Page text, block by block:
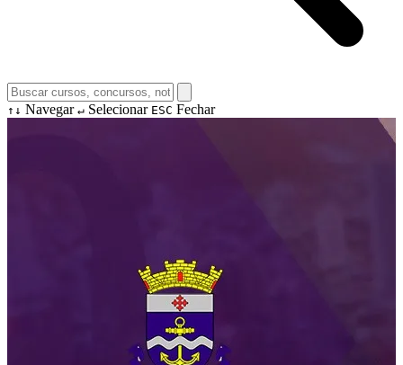
↑↓ Navegar ↵ Selecionar ESC Fechar